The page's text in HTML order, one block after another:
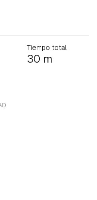
Tiempo total
30 m